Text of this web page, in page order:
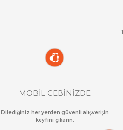
MOBİL CEBİNİZDE
Dilediğiniz her yerden güvenli alışverişin
keyfini çıkarın.